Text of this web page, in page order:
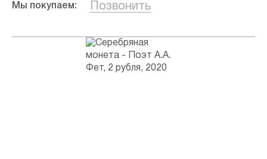
Мы покупаем: Позвонить